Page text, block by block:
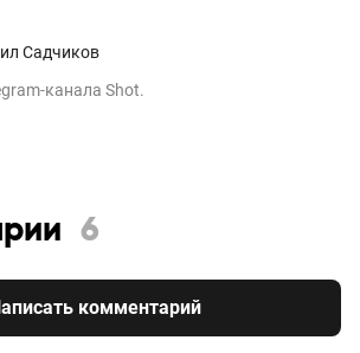
Садчиков
канала Shot.
6
комментарий